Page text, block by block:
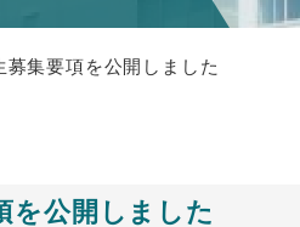
集要項を公開しました
を公開しました